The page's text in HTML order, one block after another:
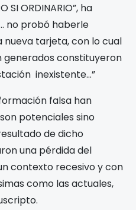
SI ORDINARIO”, ha
no probó haberle
tarjeta, con lo cual
generados constituyeron
inexistente…”
falsa han
potenciales sino
de dicho
una pérdida del
contexto recesivo y con
como las actuales,